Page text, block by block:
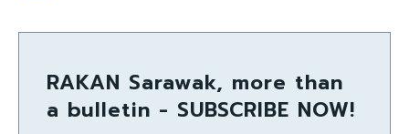
RAKAN Sarawak, more than
a bulletin - SUBSCRIBE NOW!